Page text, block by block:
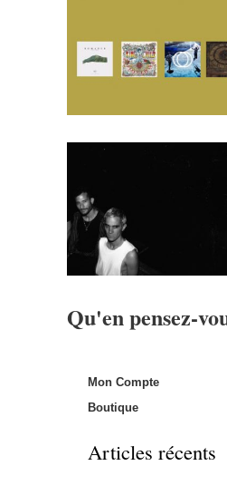
Qu'en pensez-
Mon Compte
Boutique
Articles récents